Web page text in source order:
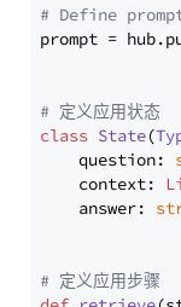
# Define
prompt =
# 定义应用状态
class State(
    question:
    context:
    answer:
# 定义应用步骤